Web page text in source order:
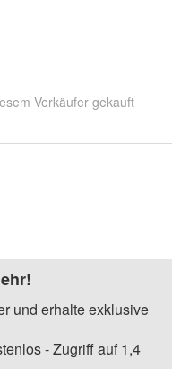
Verkäufer gekauft
und erhalte exklusive
- Zugriff auf 1,4